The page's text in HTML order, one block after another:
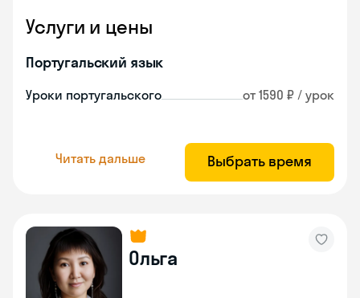
Услуги и цены
Португальский язык
Уроки португальского от 1590 ₽ / урок
Читать дальше Выбрать время
Ольга